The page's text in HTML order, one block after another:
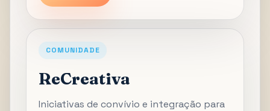
COMUNIDADE
ReCreativa
Iniciativas de convívio e integração para